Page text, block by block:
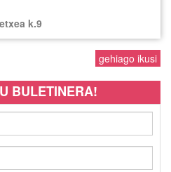
k.9
gehiago ikusi
BULETINERA!